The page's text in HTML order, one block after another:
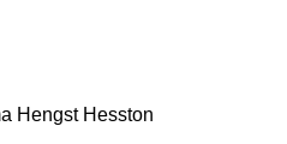
Hengst Hesston